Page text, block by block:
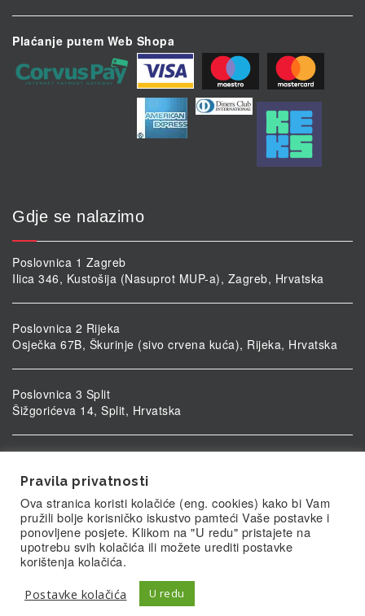
Plaćanje putem Web Shopa
Gdje se nalazimo
Poslovnica 1 Zagreb
Ilica 346, Kustošija (Nasuprot MUP-a), Zagreb, Hrvatska
Poslovnica 2 Rijeka
Osječka 67B, Škurinje (sivo crvena kuća), Rijeka, Hrvatska
Poslovnica 3 Split
Šižgorićeva 14, Split, Hrvatska
Ulica kardinala Alojzija Stepinca 5, Vukovar, Hrvatska
© Biolab.hr 2026
Pravila privatnosti
Ova stranica koristi kolačiće (eng. cookies) kako bi Vam
pružili bolje korisničko iskustvo pamteći Vaše postavke i
ponovljene posjete. Klikom na "U redu" pristajete na
upotrebu svih kolačića ili možete urediti postavke
korištenja kolačića.
Postavke kolačića U redu